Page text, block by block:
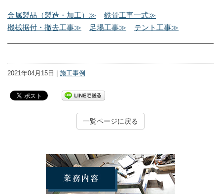
金属製品（製造・加工）≫
鉄骨工事一式≫
機械据付・撤去工事≫
足場工事≫ テント工事≫
2021年04月15日 | 施工事例
一覧ページに戻る